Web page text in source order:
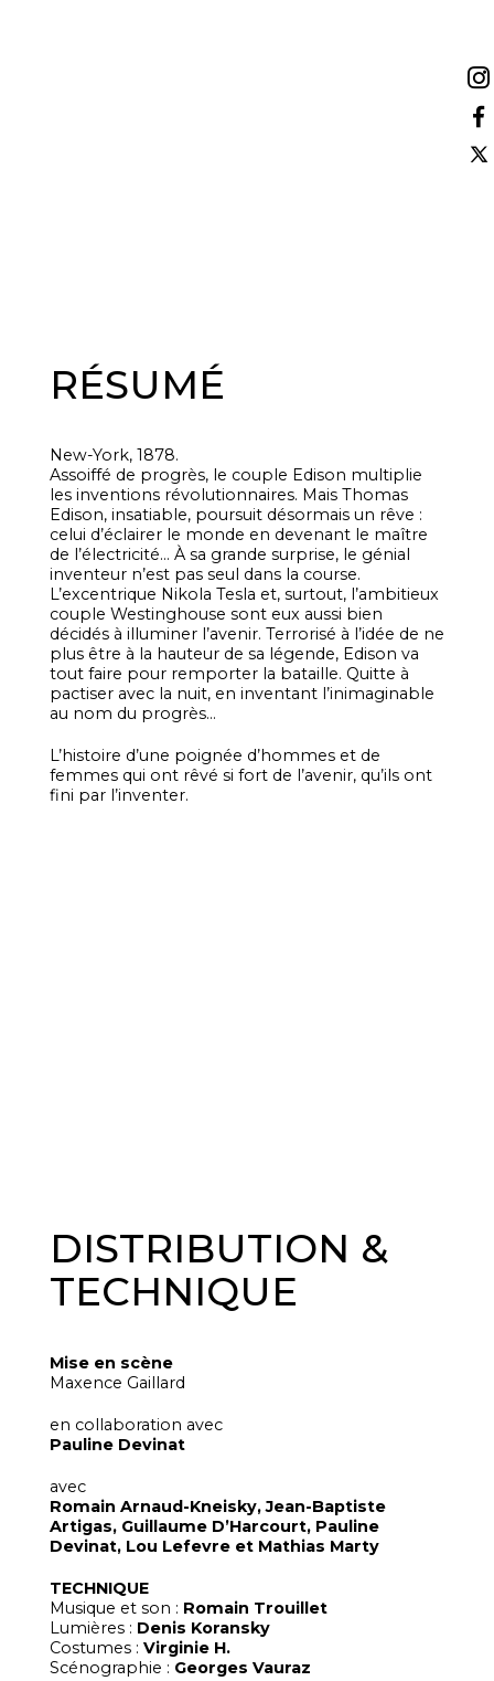
RÉSUMÉ
New-York, 1878.
Assoiffé de progrès, le couple Edison multiplie
les inventions révolutionnaires. Mais Thomas
Edison, insatiable, poursuit désormais un rêve :
celui d’éclairer le monde en devenant le maître
de l’électricité… À sa grande surprise, le génial
inventeur n’est pas seul dans la course.
L’excentrique Nikola Tesla et, surtout, l’ambitieux
couple Westinghouse sont eux aussi bien
décidés à illuminer l’avenir. Terrorisé à l’idée de ne
plus être à la hauteur de sa légende, Edison va
tout faire pour remporter la bataille. Quitte à
pactiser avec la nuit, en inventant l’inimaginable
au nom du progrès…
L’histoire d’une poignée d’hommes et de
femmes qui ont rêvé si fort de l’avenir, qu’ils ont
fini par l’inventer.
DISTRIBUTION &
TECHNIQUE
Mise en scène
Maxence Gaillard
en collaboration avec
Pauline Devinat
avec
Romain Arnaud-Kneisky, Jean-Baptiste
Artigas, Guillaume D’Harcourt, Pauline
Devinat, Lou Lefevre et Mathias Marty
TECHNIQUE
Musique et son : Romain Trouillet
Lumières : Denis Koransky
Costumes : Virginie H.
Scénographie : Georges Vauraz